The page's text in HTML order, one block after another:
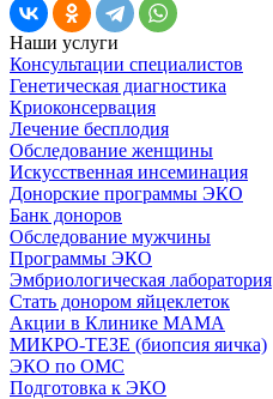
Наши услуги
Консультации специалистов
Генетическая диагностика
Криоконсервация
Лечение бесплодия
Обследование женщины
Искусственная инсеминация
Донорские программы ЭКО
Банк доноров
Обследование мужчины
Программы ЭКО
Эмбриологическая лаборатория
Стать донором яйцеклеток
Акции в Клинике МАМА
МИКРО-ТЕЗЕ (биопсия яичка)
ЭКО по ОМС
Подготовка к ЭКО